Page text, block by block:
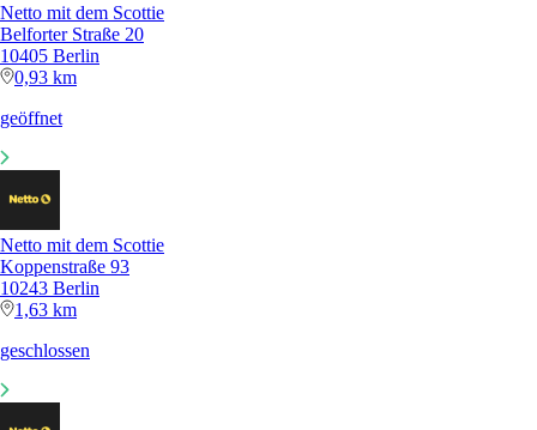
Netto mit dem Scottie
Belforter Straße 20
10405 Berlin
0,93 km
geöffnet
Netto mit dem Scottie
Koppenstraße 93
10243 Berlin
1,63 km
geschlossen